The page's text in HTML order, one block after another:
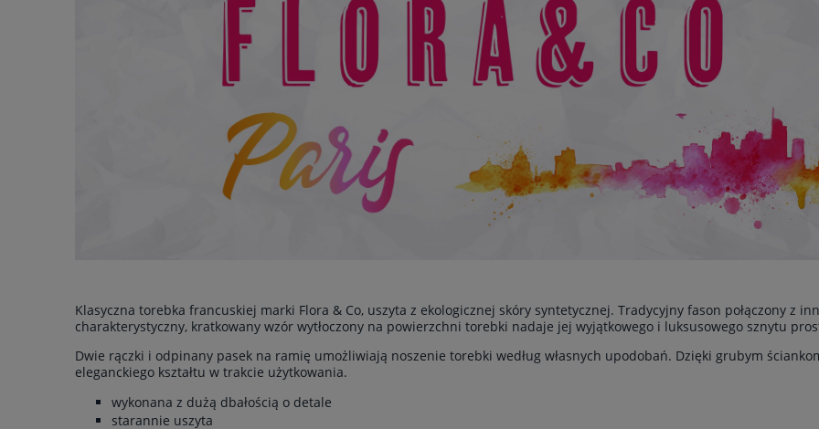
Klasyczna torebka francuskiej marki Flora & Co, uszyta z ekologicznej skóry syntetycznej. Tradycyjny fason połączony z
charakterystyczny, kratkowany wzór wytłoczony na powierzchni torebki nadaje jej wyjątkowego i luksusowego sznytu
Dwie rączki i odpinany pasek na ramię umożliwiają noszenie torebki według własnych upodobań. Dzięki grubym
eleganckiego kształtu w trakcie użytkowania.
wykonana z dużą dbałością o detale
starannie uszyta